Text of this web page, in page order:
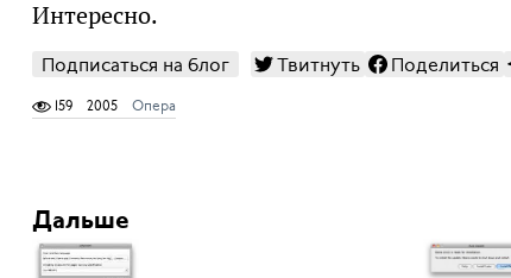
Интересно.
Подписаться на блог Твитнуть Поделиться
159 2005 Опера
Дальше